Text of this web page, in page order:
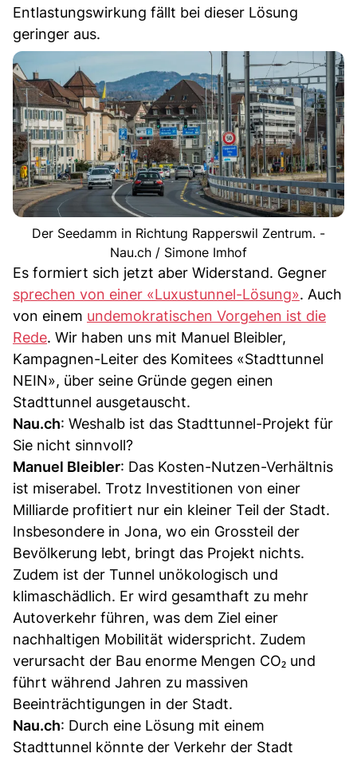
Entlastungswirkung fällt bei dieser Lösung
geringer aus.
Der Seedamm in Richtung Rapperswil Zentrum. -
Nau.ch / Simone Imhof
Es formiert sich jetzt aber Widerstand. Gegner
sprechen von einer «Luxustunnel-Lösung». Auch
von einem undemokratischen Vorgehen ist die
Rede. Wir haben uns mit Manuel Bleibler,
Kampagnen-Leiter des Komitees «Stadttunnel
NEIN», über seine Gründe gegen einen
Stadttunnel ausgetauscht.
Nau.ch: Weshalb ist das Stadttunnel-Projekt für
Sie nicht sinnvoll?
Manuel Bleibler: Das Kosten-Nutzen-Verhältnis
ist miserabel. Trotz Investitionen von einer
Milliarde profitiert nur ein kleiner Teil der Stadt.
Insbesondere in Jona, wo ein Grossteil der
Bevölkerung lebt, bringt das Projekt nichts.
Zudem ist der Tunnel unökologisch und
klimaschädlich. Er wird gesamthaft zu mehr
Autoverkehr führen, was dem Ziel einer
nachhaltigen Mobilität widerspricht. Zudem
verursacht der Bau enorme Mengen CO₂ und
führt während Jahren zu massiven
Beeinträchtigungen in der Stadt.
Nau.ch: Durch eine Lösung mit einem
Stadttunnel könnte der Verkehr der Stadt